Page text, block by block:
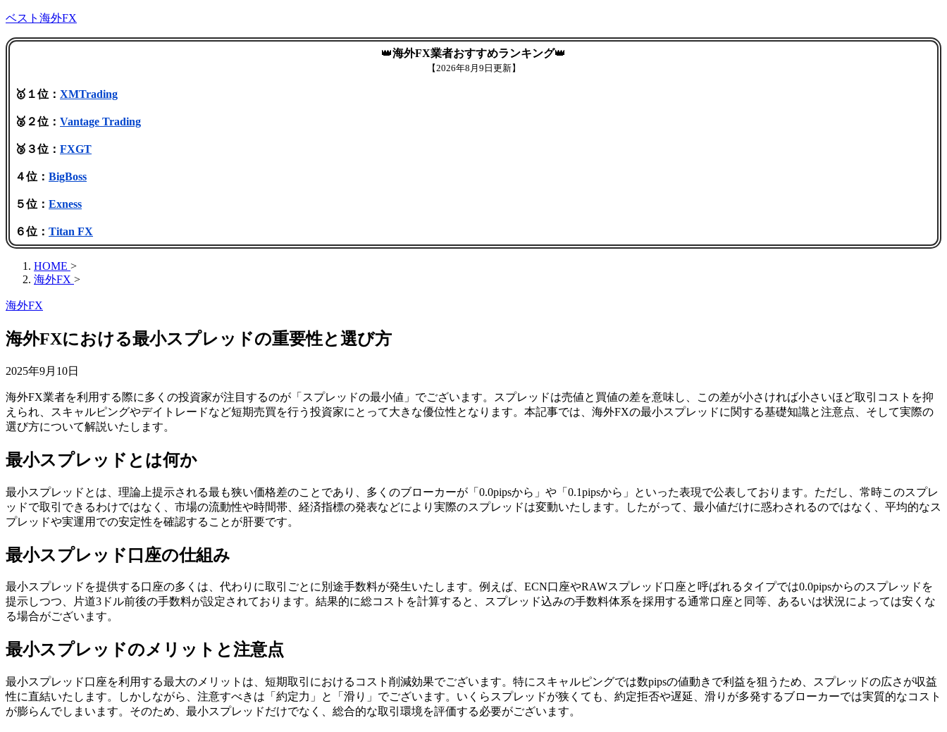
ベスト海外FX
👑海外FX業者おすすめランキング👑
【2026年8月9日更新】
🥇１位： XMTrading
🥈２位： Vantage Trading
🥉３位： FXGT
４位： BigBoss
５位： Exness
６位： Titan FX
HOME >
海外FX >
海外FX
海外FXにおける最小スプレッドの重要性と選び方
2025年9月10日
海外FX業者を利用する際に多くの投資家が注目するのが「スプレッドの最小値」でございます。スプレッドは売値と買値の差を意味し、この差が小さければ小さいほど取引コストを抑
えられ、スキャルピングやデイトレードなど短期売買を行う投資家にとって大きな優位性となります。本記事では、海外FXの最小スプレッドに関する基礎知識と注意点、そして実際の
選び方について解説いたします。
最小スプレッドとは何か
最小スプレッドとは、理論上提示される最も狭い価格差のことであり、多くのブローカーが「0.0pipsから」や「0.1pipsから」といった表現で公表しております。ただし、常時このスプレ
ッドで取引できるわけではなく、市場の流動性や時間帯、経済指標の発表などにより実際のスプレッドは変動いたします。したがって、最小値だけに惑わされるのではなく、平均的なス
プレッドや実運用での安定性を確認することが肝要です。
最小スプレッド口座の仕組み
最小スプレッドを提供する口座の多くは、代わりに取引ごとに別途手数料が発生いたします。例えば、ECN口座やRAWスプレッド口座と呼ばれるタイプでは0.0pipsからのスプレッドを
提示しつつ、片道3ドル前後の手数料が設定されております。結果的に総コストを計算すると、スプレッド込みの手数料体系を採用する通常口座と同等、あるいは状況によっては安くな
る場合がございます。
最小スプレッドのメリットと注意点
最小スプレッド口座を利用する最大のメリットは、短期取引におけるコスト削減効果でございます。特にスキャルピングでは数pipsの値動きで利益を狙うため、スプレッドの広さが収益
性に直結いたします。しかしながら、注意すべきは「約定力」と「滑り」でございます。いくらスプレッドが狭くても、約定拒否や遅延、滑りが多発するブローカーでは実質的なコスト
が膨らんでしまいます。そのため、最小スプレッドだけでなく、総合的な取引環境を評価する必要がございます。